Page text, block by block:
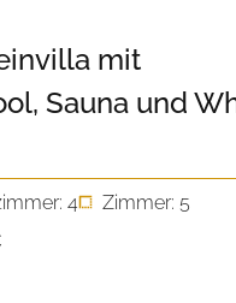
mit
Sauna und
4
Zimmer: 5